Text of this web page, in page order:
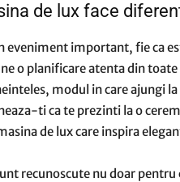
de lux face
eveniment important, fie ca
o planificare atenta din
modul in care ajungi
ti ca te prezinti la o
de lux care inspira
recunoscute nu doar